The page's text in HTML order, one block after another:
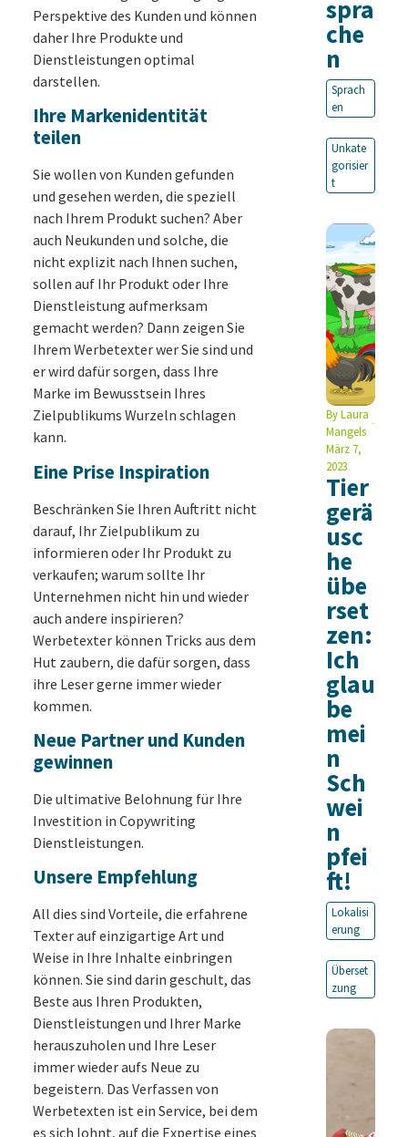
Perspektive des Kunden und können
daher Ihre Produkte und
Dienstleistungen optimal
darstellen.
Ihre Markenidentität
teilen
Sie wollen von Kunden gefunden
und gesehen werden, die speziell
nach Ihrem Produkt suchen? Aber
auch Neukunden und solche, die
nicht explizit nach Ihnen suchen,
sollen auf Ihr Produkt oder Ihre
Dienstleistung aufmerksam
gemacht werden? Dann zeigen Sie
Ihrem Werbetexter wer Sie sind und
er wird dafür sorgen, dass Ihre
Marke im Bewusstsein Ihres
Zielpublikums Wurzeln schlagen
kann.
Eine Prise Inspiration
Beschränken Sie Ihren Auftritt nicht
darauf, Ihr Zielpublikum zu
informieren oder Ihr Produkt zu
verkaufen; warum sollte Ihr
Unternehmen nicht hin und wieder
auch andere inspirieren?
Werbetexter können Tricks aus dem
Hut zaubern, die dafür sorgen, dass
ihre Leser gerne immer wieder
kommen.
Neue Partner und Kunden
gewinnen
Die ultimative Belohnung für Ihre
Investition in Copywriting
Dienstleistungen.
Unsere Empfehlung
All dies sind Vorteile, die erfahrene
Texter auf einzigartige Art und
Weise in Ihre Inhalte einbringen
können. Sie sind darin geschult, das
Beste aus Ihren Produkten,
Dienstleistungen und Ihrer Marke
herauszuholen und Ihre Leser
immer wieder aufs Neue zu
begeistern. Das Verfassen von
Werbetexten ist ein Service, bei dem
es sich lohnt, auf die Expertise eines
spra
che
n
Sprach
en
Unkate
gorisier
t
ByLaura
Mangels
März 7,
2023
Tier
gerä
usc
he
übe
rset
zen:
Ich
glau
be
mei
n
Sch
wei
n
pfei
ft!
Lokalisi
erung
Überset
zung